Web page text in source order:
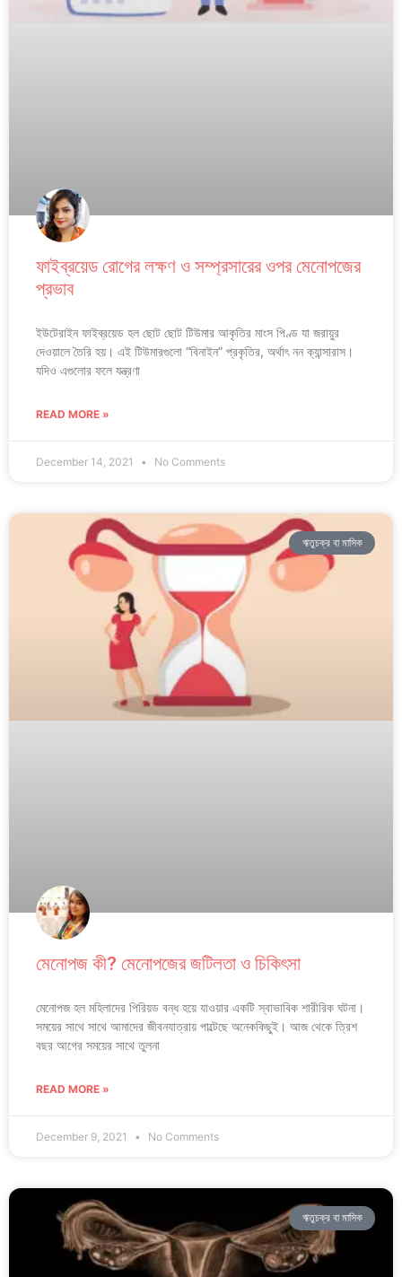
ফাইব্রয়েড রোগের লক্ষণ ও সম্প্রসারের ওপর মেনোপজের
প্রভাব
ইউটেরাইন ফাইব্রয়েড হল ছোট ছোট টিউমার আকৃতির মাংস পিণ্ড যা জরায়ুর
দেওয়ালে তৈরি হয়। এই টিউমারগুলো “বিনাইন” প্রকৃতির, অর্থাৎ নন ক্যান্সারাস।
যদিও এগুলোর ফলে যন্ত্রণা
READ MORE »
December 14, 2021 No Comments
ঋতুচক্র বা মাসিক
মেনোপজ কী? মেনোপজের জটিলতা ও চিকিৎসা
মেনোপজ হল মহিলাদের পিরিয়ড বন্ধ হয়ে যাওয়ার একটি স্বাভাবিক শারীরিক ঘটনা।
সময়ের সাথে সাথে আমাদের জীবনযাত্রায় পাল্টেছে অনেককিছুই। আজ থেকে ত্রিশ
বছর আগের সময়ের সাথে তুলনা
READ MORE »
December 9, 2021 No Comments
ঋতুচক্র বা মাসিক